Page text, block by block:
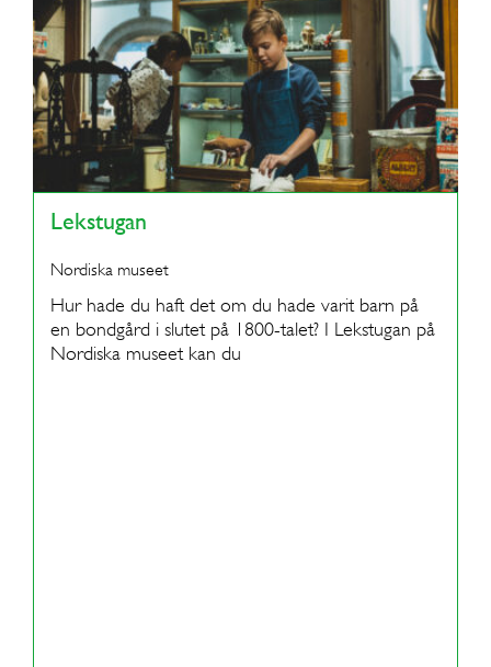
Lekstugan
Nordiska museet
Hur hade du haft det om du hade varit barn på
en bondgård i slutet på 1800-talet? I Lekstugan på
Nordiska museet kan du